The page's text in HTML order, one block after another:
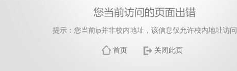
提示：您当前ip并非校内地址，该信息仅允许校内地址访问
首页 关闭此页